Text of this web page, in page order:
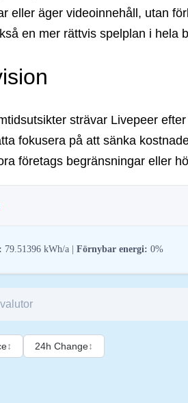
eller äger videoinnehåll, utan
en mer rättvis spelplan i hela
strävar Livepeer
fokusera på att sänka
företags begränsningar eller
79.51396 kWh/a | Förnybar energi: 0%
socialt ansvar och bolagsstyrning) för
hållbarhets- och samhällsmål. Dessa
↕ 24h Change↕